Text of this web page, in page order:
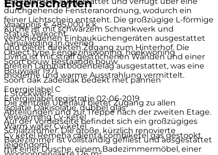
durchgehende Fensteranordnung, wodurch ein
feiner Lichtschein entsteht. Die großzügige L-förmige
Küche ist mit schwarzem Schrankwerk und
verschiedenen Einbauküchengeräten ausgestattet
und bietet direkten Zugang zum Hinterhof. Die
Living ist mit straff gestrichenen Wänden und einer
breiten Laminatbodenbelag ausgestattet, was eine
moderne und warme Ausstrahlung vermittelt.
1. Stockwerk:
Die zentrale Überlauf bietet Zugang zu allen
Abteilungen und zur Treppe nach der zweiten Etage.
Auf der Vorderseite befindet sich ein großzügiges
Schlafzimmer. Die große, kürzlich renovierte
Badezimmer ist vollständig gefliest und ausgestattet
mit einer Dusche, einem Badezimmermöbel, einer
Eigenschaften
Vraagprijs € 485.000 k.k.
Status Verkocht
Aanvaarding In overleg
Object type Eengezinswoning, hoekwoning
Soort bouw Bestaande bouw
Bouwjaar 1971
Soort dak Zadeldak bedekt met pannen
Energielabel C
Energielabel registratie 02-06-2019
Isolatie Dakisolatie, dubbel glas
Verwarming Cv-ketel
Warm water Cv-ketel
Cv ketel Remeha calenta combiketel gas gestookt
(eigendom)